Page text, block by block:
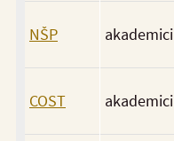
NŠP akademici
COST akademici